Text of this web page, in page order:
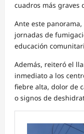
cuadros más graves
Ante este
jornadas de
educación
Además, reiteró el
inmediato a los
fiebre alta, dolor de
o signos de